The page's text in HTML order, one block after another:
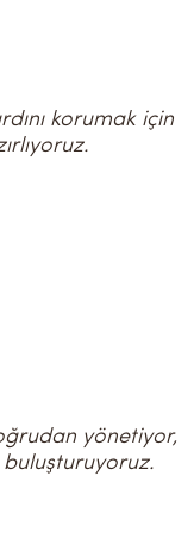
korumak için
yönetiyor,